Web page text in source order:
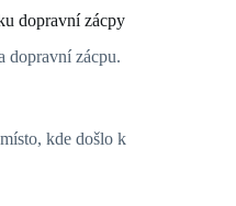
dopravní zácpy
dopravní zácpu.
kde došlo k